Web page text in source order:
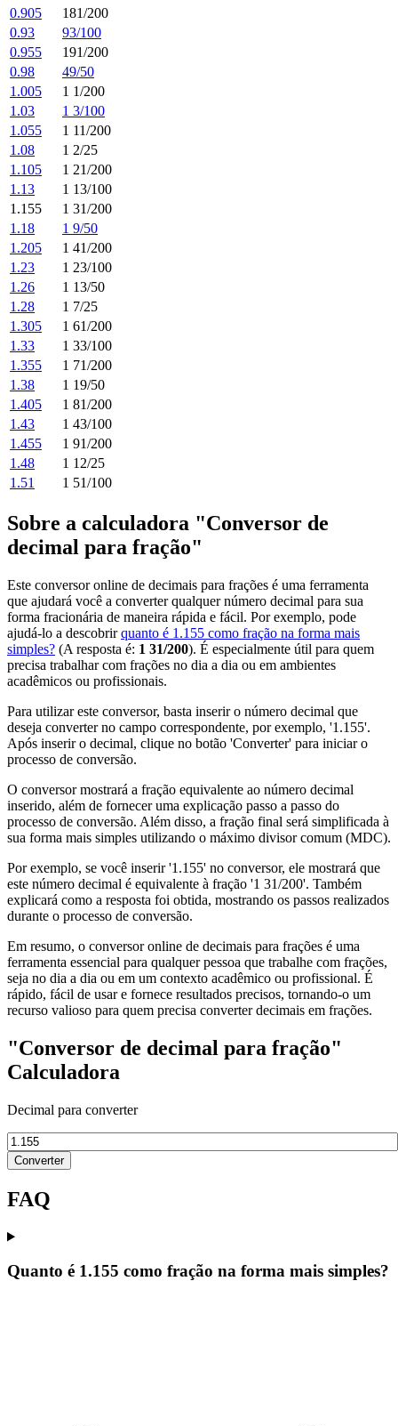
0.905
181/200
0.93
93/100
0.955
191/200
0.98
49/50
1.005
1 1/200
1.03
1 3/100
1.055
1 11/200
1.08
1 2/25
1.105
1 21/200
1.13
1 13/100
1.155
1 31/200
1.18
1 9/50
1.205
1 41/200
1.23
1 23/100
1.26
1 13/50
1.28
1 7/25
1.305
1 61/200
1.33
1 33/100
1.355
1 71/200
1.38
1 19/50
1.405
1 81/200
1.43
1 43/100
1.455
1 91/200
1.48
1 12/25
1.51
1 51/100
Sobre a calculadora "Conversor de
decimal para fração"
Este conversor online de decimais para frações é uma ferramenta
que ajudará você a converter qualquer número decimal para sua
forma fracionária de maneira rápida e fácil. Por exemplo, pode
ajudá-lo a descobrirquanto é 1.155 como fração na forma mais
simples? (A resposta é: 1 31/200). É especialmente útil para quem
precisa trabalhar com frações no dia a dia ou em ambientes
acadêmicos ou profissionais.
Para utilizar este conversor, basta inserir o número decimal que
deseja converter no campo correspondente, por exemplo, '1.155'.
Após inserir o decimal, clique no botão 'Converter' para iniciar o
processo de conversão.
O conversor mostrará a fração equivalente ao número decimal
inserido, além de fornecer uma explicação passo a passo do
processo de conversão. Além disso, a fração final será simplificada à
sua forma mais simples utilizando o máximo divisor comum (MDC).
Por exemplo, se você inserir '1.155' no conversor, ele mostrará que
este número decimal é equivalente à fração '1 31/200'. Também
explicará como a resposta foi obtida, mostrando os passos realizados
durante o processo de conversão.
Em resumo, o conversor online de decimais para frações é uma
ferramenta essencial para qualquer pessoa que trabalhe com frações,
seja no dia a dia ou em um contexto acadêmico ou profissional. É
rápido, fácil de usar e fornece resultados precisos, tornando-o um
recurso valioso para quem precisa converter decimais em frações.
"Conversor de decimal para fração"
Calculadora
Decimal para converter
Converter
FAQ
Quanto é 1.155 como fração na forma mais simples?